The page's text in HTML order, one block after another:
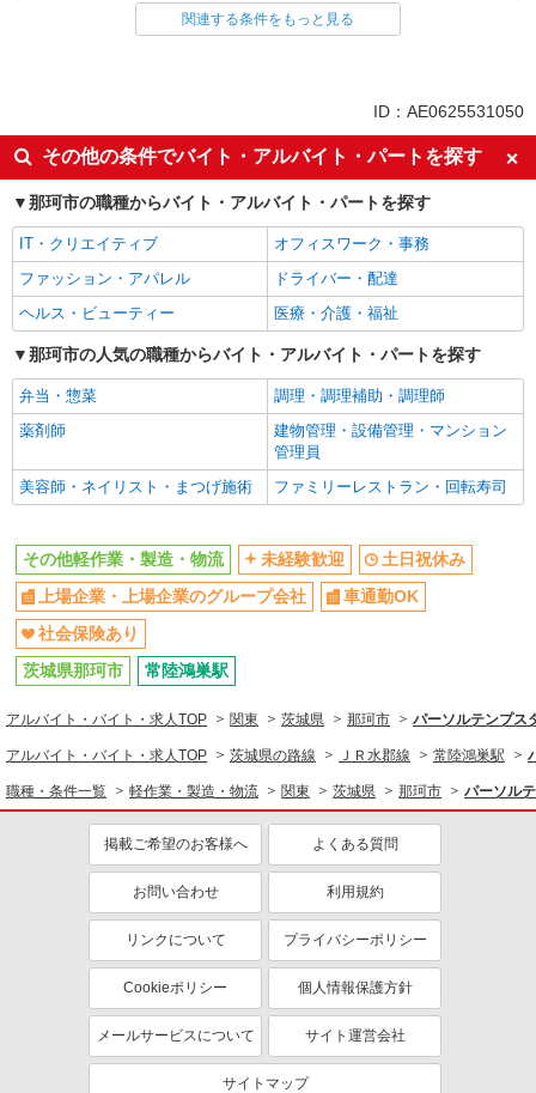
同じ雇用形態から常陸鴻巣駅の求人を探す
未経験歓迎
土日祝休み
上場企業・上場企業のグループ会
社
車通勤OK
社会保険あり
同じ職種から求人を探す
軽作業・製造・物流
同じ特徴から求人を探す
未経験歓迎
土日祝休み
上場企業・上場企業のグループ会
車通勤OK
社会保険あり
関連する条件をもっと見る
ID：AE0625531050
その他の条件でバイト・アルバイト・パートを探す
那珂市の職種からバイト・アルバイト・パートを探す
IT・クリエイティブ
オフィスワーク・事務
ファッション・アパレル
ドライバー・配達
ヘルス・ビューティー
医療・介護・福祉
那珂市の人気の職種からバイト・アルバイト・パートを探す
弁当・惣菜
調理・調理補助・調理師
薬剤師
建物管理・設備管理・マンション
管理員
美容師・ネイリスト・まつげ施術
ファミリーレストラン・回転寿司
その他軽作業・製造・物流 未経験歓迎
土日祝休み
上場企業・上場企業のグループ会社
車通勤OK
社会保険あり
茨城県那珂市
常陸鴻巣駅
アルバイト・バイト・求人TOP 関東 茨城県 那珂市 パーソルテンプス
アルバイト・バイト・求人TOP 茨城県の路線 ＪＲ水郡線 常陸鴻巣駅
職種・条件一覧 軽作業・製造・物流 関東 茨城県 那珂市 パーソル
掲載ご希望のお客様へ よくある質問
お問い合わせ 利用規約
リンクについて プライバシーポリシー
Cookieポリシー 個人情報保護方針
メールサービスについて サイト運営会社
サイトマップ